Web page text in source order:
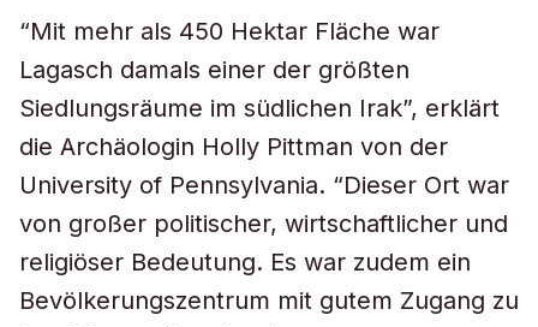
“Mit mehr als 450 Hektar Fläche war
Lagasch damals einer der größten
Siedlungsräume im südlichen Irak”, erklärt
die Archäologin Holly Pittman von der
University of Pennsylvania. “Dieser Ort war
von großer politischer, wirtschaftlicher und
religiöser Bedeutung. Es war zudem ein
Bevölkerungszentrum mit gutem Zugang zu